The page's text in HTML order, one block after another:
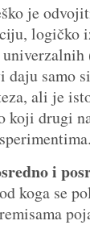
je
logičko
samo
ali je
drugi
i
koga se